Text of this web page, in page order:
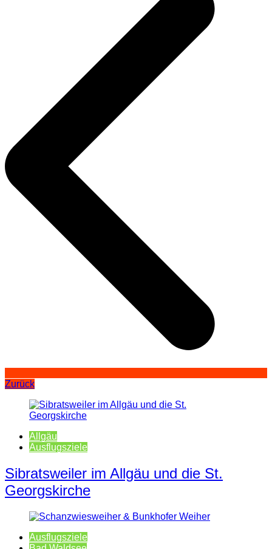
Zurück
Allgäu
Ausflugsziele
Sibratsweiler im Allgäu und die St.
Georgskirche
Ausflugsziele